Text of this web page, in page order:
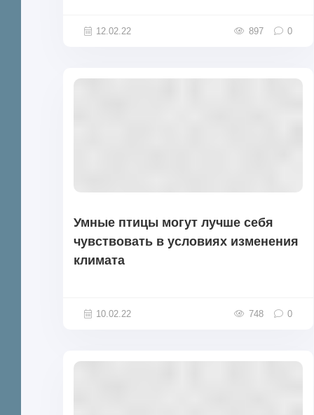
12.02.22 897 0
Умные птицы могут лучше себя
чувствовать в условиях изменения
климата
10.02.22 748 0